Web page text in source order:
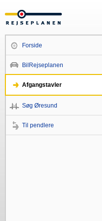
Forside
BilRejseplanen
Afgangstavler
Søg Øresund
Til pendlere